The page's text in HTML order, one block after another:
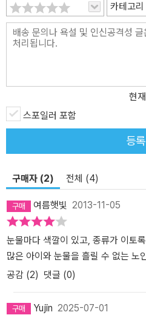
카테고리
현재
스포일러 포함
등록
구매자 (2) 전체 (4)
여름햇빛 2013-11-05
눈물마다 색깔이 있고, 종류가 이토
많은 아이와 눈물을 흘릴 수 없는 노
공감 (2) 댓글 (0)
Yujin 2025-07-01